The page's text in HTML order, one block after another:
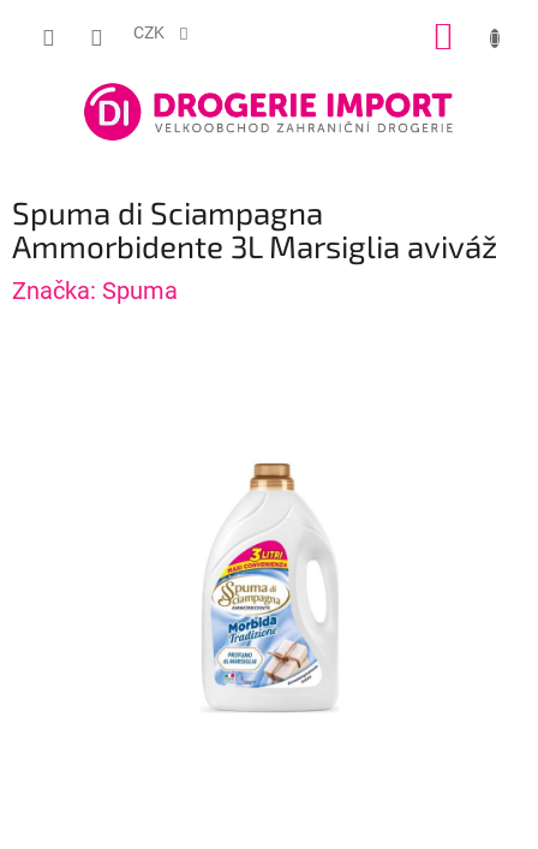
CZK
Spuma di Sciampagna
Ammorbidente 3L Marsiglia aviváž
Značka: Spuma